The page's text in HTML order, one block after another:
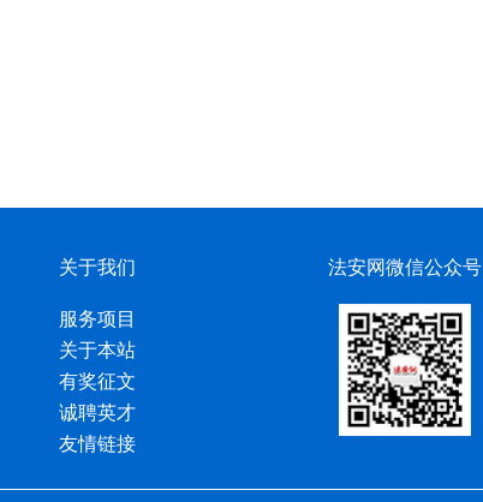
关于我们
服务项目
关于本站
有奖征文
诚聘英才
友情链接
法安网微信公众号